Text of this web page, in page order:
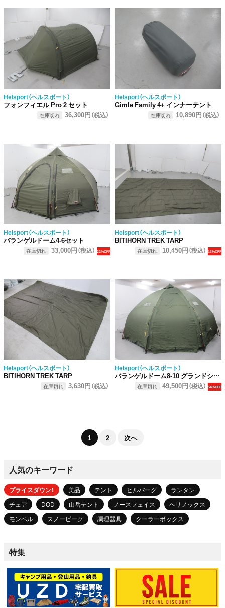
Helsport（ヘルスポート）
フォンフィエル Pro 2 セット
在庫切れ 36,300円（税込）
Helsport（ヘルスポート）
Gimle Family 4+ インナーテント
在庫切れ 10,890円（税込）
Helsport（ヘルスポート）
バランゲルドーム4-6セット
在庫切れ 33,000円（税込） 22%OFF
Helsport（ヘルスポート）
BITIHORN TREK TARP
在庫切れ 10,450円（税込） 13%OFF
Helsport（ヘルスポート）
BITIHORN TREK TARP
在庫切れ 3,630円（税込）
Helsport（ヘルスポート）
バランゲルドーム8-10 グランドシートセット
在庫切れ 49,500円（税込） 54%OFF
1 2 次へ
人気のキーワード
プライスダウン！ 美品 テント ヒルバーグ
ランタン
チェア
DOD 山岳テント ノースフェイス
ヘリノックス
モンベル
スノーピーク 調理器具 クーラーボックス
特集